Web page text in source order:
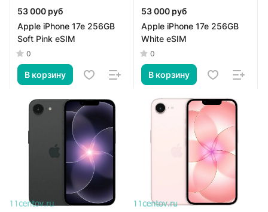
53 000 руб
Apple iPhone 17e 256GB
Soft Pink eSIM
0
В корзину
53 000 руб
Apple iPhone 17e 256GB
White eSIM
0
В корзину